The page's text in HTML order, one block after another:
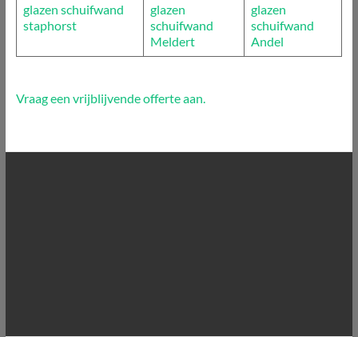
glazen schuifwand
staphorst
glazen
schuifwand
Meldert
glazen
schuifwand
Andel
Vraag een vrijblijvende offerte aan.